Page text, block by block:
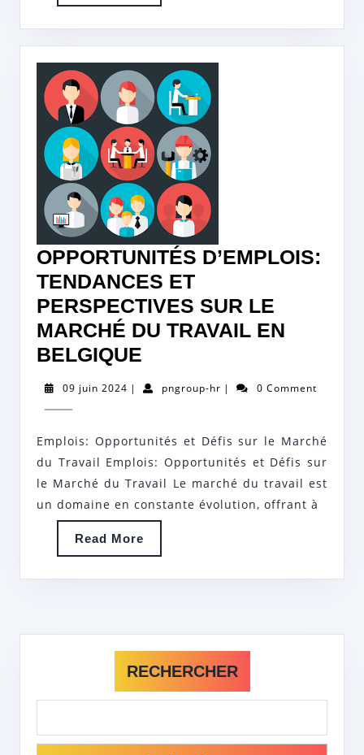
More
OPPORTUNITÉS D’EMPLOIS:
TENDANCES ET
PERSPECTIVES SUR LE
MARCHÉ DU TRAVAIL EN
BELGIQUE
D’EMPLOIS:
PERSPECTIVES
SUR
LE
MARCHÉ
DU
TRAVAIL
09 juin 2024 09| pngroup-hrpngroup-
| 0 Comment
Emplois: Opportunités et Défis sur le Marché
du Travail Emplois: Opportunités et Défis sur
le Marché du Travail Le marché du travail est
un domaine en constante évolution, offrant à
Read More
More
RECHERCHER